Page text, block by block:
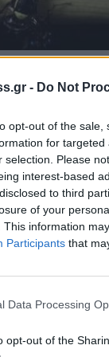
- Do Not
opt-out of the
for
selection. Please
interest-based
to third
of your
This information
Participants that
Data Processing
opt-out of the
μεταξύ
τα
παπάγια.Το
και έχει
στην
της
μας είδος
από τις